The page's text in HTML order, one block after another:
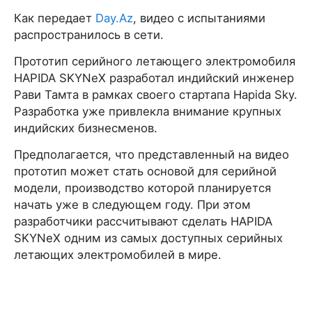
Как передает Day.Az, видео с испытаниями
распространилось в сети.
Прототип серийного летающего электромобиля
HAPIDA SKYNeX разработал индийский инженер
Рави Тамта в рамках своего стартапа Hapida Sky.
Разработка уже привлекла внимание крупных
индийских бизнесменов.
Предполагается, что представленный на видео
прототип может стать основой для серийной
модели, производство которой планируется
начать уже в следующем году. При этом
разработчики рассчитывают сделать HAPIDA
SKYNeX одним из самых доступных серийных
летающих электромобилей в мире.